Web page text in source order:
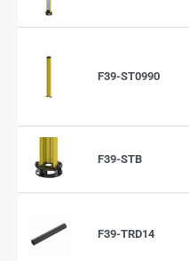
F39-ST0990
F39-STB
F39-TRD14